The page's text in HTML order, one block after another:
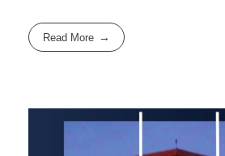
Read More